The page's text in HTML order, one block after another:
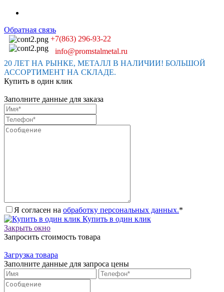
Обратная связь
+7(863) 296-93-22
info@promstalmetal.ru
20 ЛЕТ НА РЫНКЕ, МЕТАЛЛ В НАЛИЧИИ! БОЛЬШОЙ
АССОРТИМЕНТ НА СКЛАДЕ.
Купить в один клик
Заполните данные для заказа
Я согласен на обработку персональных данных.*
Купить в один клик
Закрыть окно
Запросить стоимость товара
Загрузка товара
Заполните данные для запроса цены